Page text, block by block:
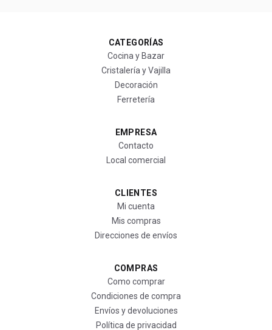
CATEGORÍAS
Cocina y Bazar
Cristalería y Vajilla
Decoración
Ferretería
EMPRESA
Contacto
Local comercial
CLIENTES
Mi cuenta
Mis compras
Direcciones de envíos
COMPRAS
Como comprar
Condiciones de compra
Envíos y devoluciones
Política de privacidad